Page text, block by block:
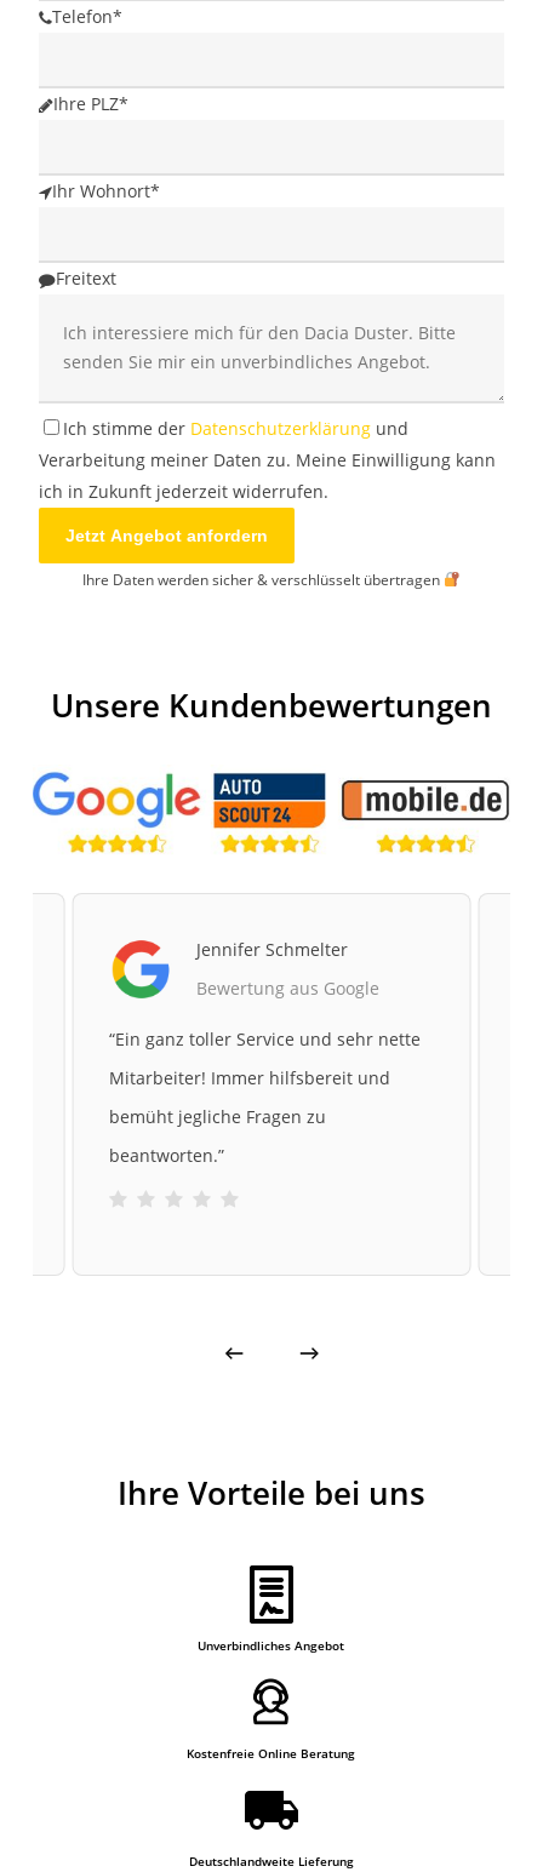
Telefon*
Email*
Ihre PLZ*
Ihr Wohnort*
Freitext
Ich stimme der Datenschutzerklärungund
Verarbeitung meiner Daten zu. Meine Einwilligung kann
ich in Zukunft jederzeit widerrufen.
Jetzt Angebot anfordern
Ihre Daten werden sicher & verschlüsselt übertragen
Unsere Kundenbewertungen
Jennifer Schmelter
Bewertung aus Google
“Ein ganz toller Service und sehr nette
Mitarbeiter! Immer hilfsbereit und
bemüht jegliche Fragen zu
beantworten.”
Ihre Vorteile bei uns
Unverbindliches Angebot
Kostenfreie Online Beratung
Deutschlandweite Lieferung